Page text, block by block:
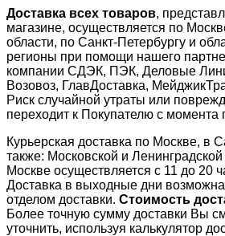
Доставка всех товаров,
магазине, осуществляется по
области, по Санкт-Петербургу и
регионы при помощи нашего
компании СДЭК, ПЭК, Деловые
Возовоз, ГлавДоставка,
Риск случайной утраты или
переходит к Покупателю с момента
Курьерская доставка по Москве, в
также: Московской и
Москве осуществляется с 11 до 20
Доставка в выходные дни
отделом доставки. Стоимость
Более точную сумму доставки Вы
уточнить, используя калькулятор